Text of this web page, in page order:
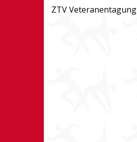
ZTV Veteranentagung